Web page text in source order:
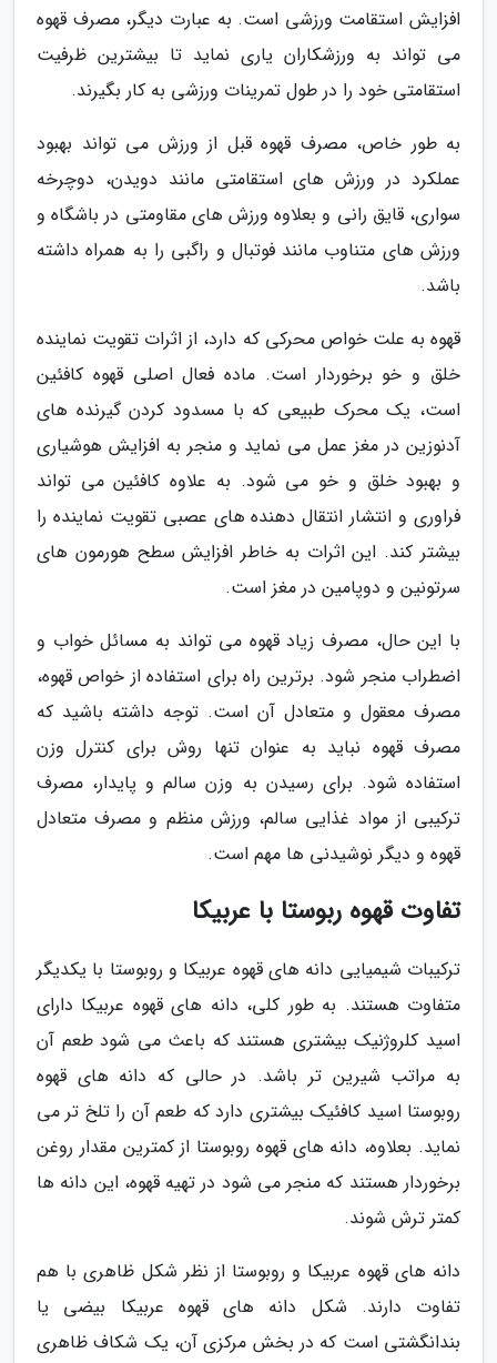
افزایش استقامت ورزشی است. به عبارت دیگر، مصرف قهوه
می تواند به ورزشکاران یاری نماید تا بیشترین ظرفیت
استقامتی خود را در طول تمرینات ورزشی به کار بگیرند.
به طور خاص، مصرف قهوه قبل از ورزش می تواند بهبود
عملکرد در ورزش های استقامتی مانند دویدن، دوچرخه
سواری، قایق رانی و بعلاوه ورزش های مقاومتی در باشگاه و
ورزش های متناوب مانند فوتبال و راگبی را به همراه داشته
باشد.
قهوه به علت خواص محرکی که دارد، از اثرات تقویت نماینده
خلق و خو برخوردار است. ماده فعال اصلی قهوه کافئین
است، یک محرک طبیعی که با مسدود کردن گیرنده های
آدنوزین در مغز عمل می نماید و منجر به افزایش هوشیاری
و بهبود خلق و خو می شود. به علاوه کافئین می تواند
فراوری و انتشار انتقال دهنده های عصبی تقویت نماینده را
بیشتر کند. این اثرات به خاطر افزایش سطح هورمون های
سرتونین و دوپامین در مغز است.
با این حال، مصرف زیاد قهوه می تواند به مسائل خواب و
اضطراب منجر شود. برترین راه برای استفاده از خواص قهوه،
مصرف معقول و متعادل آن است. توجه داشته باشید که
مصرف قهوه نباید به عنوان تنها روش برای کنترل وزن
استفاده شود. برای رسیدن به وزن سالم و پایدار، مصرف
ترکیبی از مواد غذایی سالم، ورزش منظم و مصرف متعادل
قهوه و دیگر نوشیدنی ها مهم است.
تفاوت قهوه ربوستا با عربیکا
ترکیبات شیمیایی دانه های قهوه عربیکا و روبوستا با یکدیگر
متفاوت هستند. به طور کلی، دانه های قهوه عربیکا دارای
اسید کلروژنیک بیشتری هستند که باعث می شود طعم آن
به مراتب شیرین تر باشد. در حالی که دانه های قهوه
روبوستا اسید کافئیک بیشتری دارد که طعم آن را تلخ تر می
نماید. بعلاوه، دانه های قهوه روبوستا از کمترین مقدار روغن
برخوردار هستند که منجر می شود در تهیه قهوه، این دانه ها
کمتر ترش شوند.
دانه های قهوه عربیکا و روبوستا از نظر شکل ظاهری با هم
تفاوت دارند. شکل دانه های قهوه عربیکا بیضی یا
بندانگشتی است که در بخش مرکزی آن، یک شکاف ظاهری